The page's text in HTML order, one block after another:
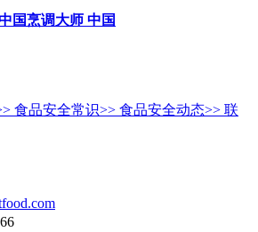
国烹调大师 中国
食品安全常识>> 食品安全动态>> 联